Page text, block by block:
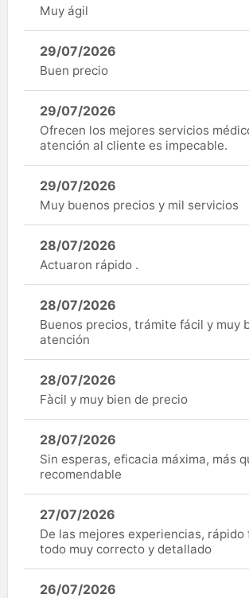
Muy ágil
29/07/2026
Buen precio
29/07/2026
Ofrecen los mejores servicios
atención al cliente es impecable.
29/07/2026
Muy buenos precios y mil servicios
28/07/2026
Actuaron rápido .
28/07/2026
Buenos precios, trámite fácil y muy
atención
28/07/2026
Fàcil y muy bien de precio
28/07/2026
Sin esperas, eficacia máxima, más
recomendable
27/07/2026
De las mejores experiencias, rápido
todo muy correcto y detallado
26/07/2026